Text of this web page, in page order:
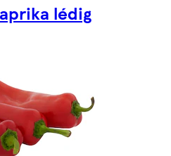
lédig